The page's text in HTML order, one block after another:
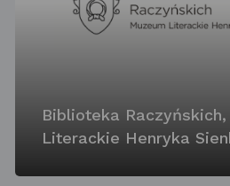
Biblioteka
Literackie Henryka